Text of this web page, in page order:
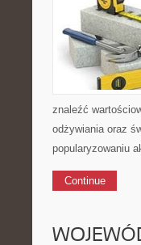
znaleźć
odżywiania oraz
popularyzowaniu
Continue